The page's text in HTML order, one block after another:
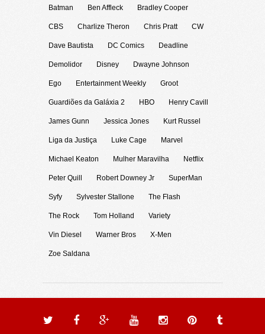
Batman Ben Affleck Bradley Cooper
CBS Charlize Theron Chris Pratt CW
Dave Bautista DC Comics Deadline
Demolidor Disney Dwayne Johnson
Ego Entertainment Weekly Groot
Guardiões da Galáxia 2 HBO Henry Cavill
James Gunn Jessica Jones Kurt Russel
Liga da Justiça Luke Cage Marvel
Michael Keaton Mulher Maravilha Netflix
Peter Quill Robert Downey Jr SuperMan
Syfy Sylvester Stallone The Flash
The Rock Tom Holland Variety
Vin Diesel Warner Bros X-Men
Zoe Saldana